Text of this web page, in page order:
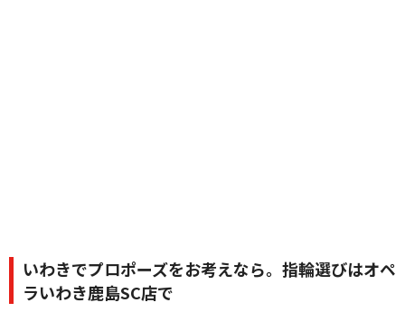
いわきでプロポーズをお考えなら。指輪選びはオペ
ラいわき鹿島SC店で